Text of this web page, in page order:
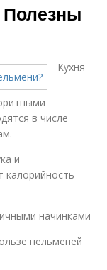
Полезны
Кухня
в числе
и
калорийность
начинками
пельменей